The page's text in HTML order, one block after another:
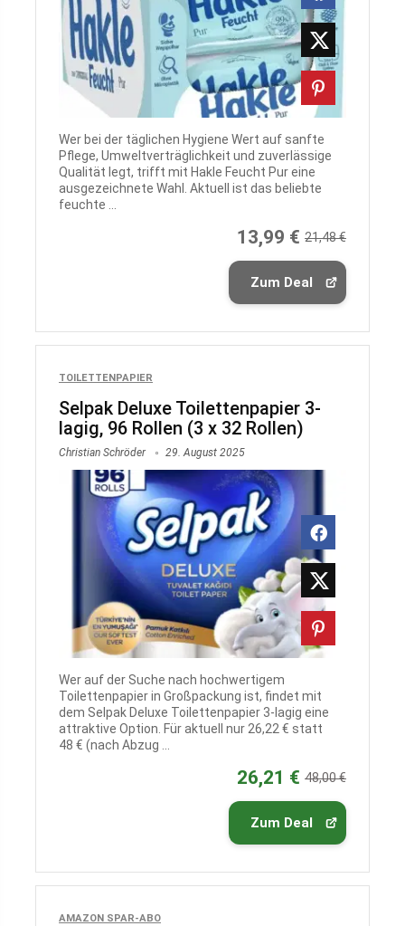
Wer bei der täglichen Hygiene Wert auf sanfte
Pflege, Umweltverträglichkeit und zuverlässige
Qualität legt, trifft mit Hakle Feucht Pur eine
ausgezeichnete Wahl. Aktuell ist das beliebte
feuchte ...
13,99 € 21,48 €
Zum Deal
TOILETTENPAPIER
Selpak Deluxe Toilettenpapier 3-
lagig, 96 Rollen (3 x 32 Rollen)
Christian Schröder 29. August 2025
Wer auf der Suche nach hochwertigem
Toilettenpapier in Großpackung ist, findet mit
dem Selpak Deluxe Toilettenpapier 3-lagig eine
attraktive Option. Für aktuell nur 26,22 € statt
48 € (nach Abzug ...
26,21 € 48,00 €
Zum Deal
AMAZON SPAR-ABO